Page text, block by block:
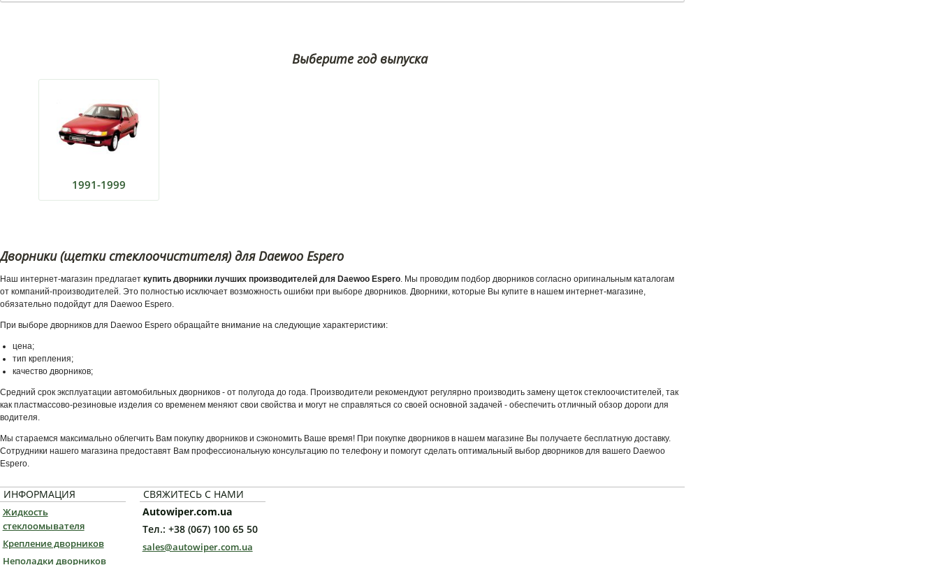
Выберите год выпуска
1991-1999
Дворники (щетки стеклоочистителя) для Daewoo Espero
Наш интернет-магазин предлагает купить дворники лучших производителей для Daewoo Espero. Мы проводим подбор дворников согласно оригинальным каталогам
от компаний-производителей. Это полностью исключает возможность ошибки при выборе дворников. Дворники, которые Вы купите в нашем интернет-магазине,
обязательно подойдут для Daewoo Espero.
При выборе дворников для Daewoo Espero обращайте внимание на следующие характеристики:
цена;
тип крепления;
качество дворников;
Средний срок эксплуатации автомобильных дворников - от полугода до года. Производители рекомендуют регулярно производить замену щеток стеклоочистителей, так
как пластмассово-резиновые изделия со временем меняют свои свойства и могут не справляться со своей основной задачей - обеспечить отличный обзор дороги для
водителя.
Мы стараемся максимально облегчить Вам покупку дворников и сэкономить Ваше время! При покупке дворников в нашем магазине Вы получаете бесплатную доставку.
Сотрудники нашего магазина предоставят Вам профессиональную консультацию по телефону и помогут сделать оптимальный выбор дворников для вашего Daewoo
Espero.
ИНФОРМАЦИЯ
Жидкость
стеклоомывателя
Крепление дворников
Неполадки дворников
СВЯЖИТЕСЬ С НАМИ
Autowiper.com.ua
Тел.: +38 (067) 100 65 50
sales@autowiper.com.ua